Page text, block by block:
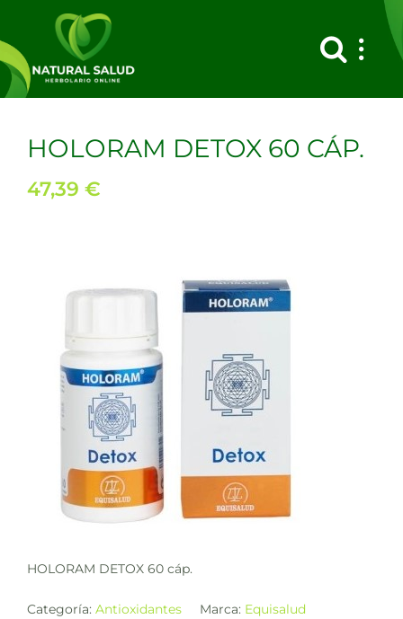
contenido
HOLORAM DETOX 60 CÁP.
47,39 €
HOLORAM DETOX 60 cáp.
Categoría: Antioxidantes Marca: Equisalud